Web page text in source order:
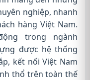
nghiệp, nhanh
hàng Việt Nam.
trong ngành
được hệ thống
kết nối Việt Nam
thổ trên toàn thế